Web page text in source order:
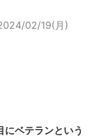
02/19(月)
ベテランという